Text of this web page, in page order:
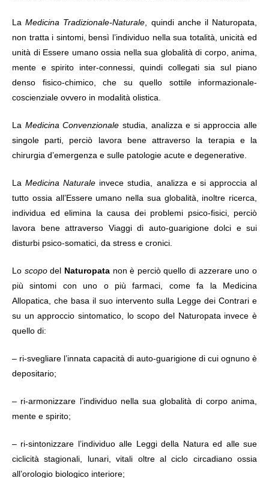
LaMedicina Tradizionale-Naturale , quindi anche il Naturopata,
non tratta i sintomi, bensì l’individuo nella sua totalità, unicità ed
unità di Essere umano ossia nella sua globalità di corpo, anima,
mente e spirito inter-connessi, quindi collegati sia sul piano
denso fisico-chimico, che su quello sottile informazionale-
coscienziale ovvero in modalità olistica.
La Medicina Convenzionale studia, analizza e si approccia alle
singole parti, perciò lavora bene attraverso la terapia e la
chirurgia d’emergenza e sulle patologie acute e degenerative.
LaMedicina Naturale invece studia, analizza e si approccia al
tutto ossia all’Essere umano nella sua globalità, inoltre ricerca,
individua ed elimina la causa dei problemi psico-fisici, perciò
lavora bene attraverso Viaggi di auto-guarigione dolci e sui
disturbi psico-somatici, da stress e cronici.
Lo scopodel Naturopatanon è perciò quello di azzerare uno o
più sintomi con uno o più farmaci, come fa la Medicina
Allopatica, che basa il suo intervento sulla Legge dei Contrari e
su un approccio sintomatico, lo scopo del Naturopata invece è
quello di:
– ri-svegliare l’innata capacità di auto-guarigione di cui ognuno è
depositario;
– ri-armonizzare l’individuo nella sua globalità di corpo anima,
mente e spirito;
– ri-sintonizzare l’individuo alle Leggi della Natura ed alle sue
ciclicità stagionali, lunari, vitali oltre al ciclo circadiano ossia
all’orologio biologico interiore;